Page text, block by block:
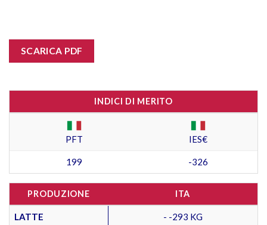
SCARICA PDF
INDICI DI MERITO
PFT IES€
199 -326
PRODUZIONE ITA
LATTE - -293 KG